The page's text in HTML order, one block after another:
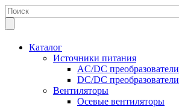
Каталог
Источники питания
AC/DC преобразователи
DC/DC преобразователи
Вентиляторы
Осевые вентиляторы